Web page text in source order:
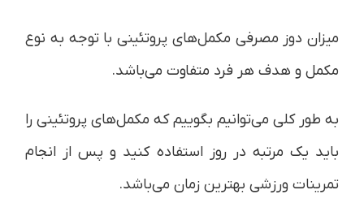
میزان دوز مصرفی مکمل‌های پروتئینی با توجه به نوع
مکمل و هدف هر فرد متفاوت می‌باشد.
به طور کلی ‌می‌توانیم بگوییم که مکمل‌های پروتئینی را
باید یک مرتبه در روز استفاده کنید و پس از انجام
تمرینات ورزشی بهترین زمان می‌باشد.